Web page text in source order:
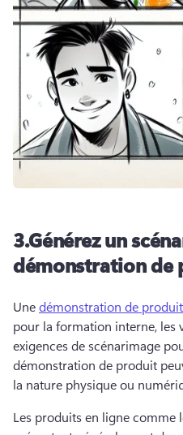
3.Générez un
démonstration de
Une démonstration de produit
pour la formation interne, les
exigences de scénarimage
démonstration de produit
la nature physique ou
Les produits en ligne comme